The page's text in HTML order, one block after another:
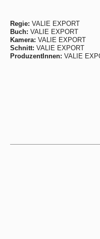
Regie: VALIE EXPORT
Buch: VALIE EXPORT
Kamera: VALIE EXPORT
Schnitt: VALIE EXPORT
ProduzentInnen: VALIE